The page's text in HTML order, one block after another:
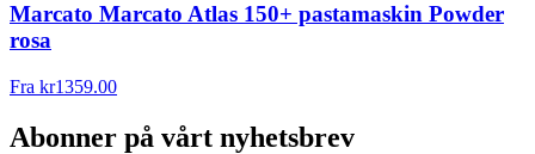
Marcato Marcato Atlas 150+ pastamaskin Powder
rosa
Fra kr1359.00
Abonner på vårt nyhetsbrev